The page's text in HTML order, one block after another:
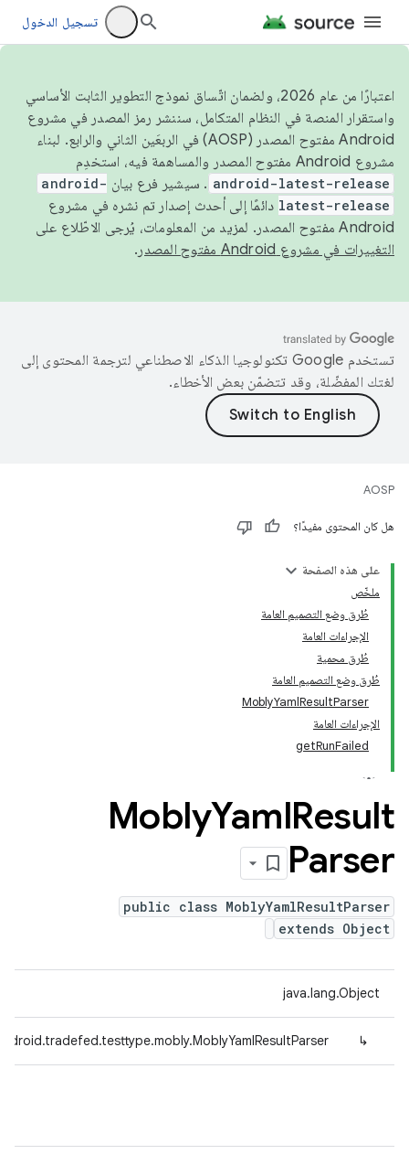
تسجيل الدخول
اعتبارًا من عام 2026، ولضمان اتّساق نموذج التطوير الثابت الأساسي
واستقرار المنصة في النظام المتكامل، سننشر رمز المصدر في مشروع
Android مفتوح المصدر (AOSP) في الربعَين الثاني والرابع. لبناء
مشروع Android مفتوح المصدر والمساهمة فيه، استخدِم
android-latest-release . سيشير فرع بيان android-
latest-release دائمًا إلى أحدث إصدار تم نشره في مشروع
Android مفتوح المصدر. لمزيد من المعلومات، يُرجى الاطّلاع على
التغييرات في مشروع Android مفتوح المصدر
.
تستخدم Google تكنولوجيا الذكاء الاصطناعي لترجمة المحتوى إلى
لغتك المفضّلة، وقد تتضمّن بعض الأخطاء.
AOSP
هل كان المحتوى مفيدًا؟
على هذه الصفحة
ملخّص
طُرق وضع التصميم العامة
الإجراءات العامة
طُرق محمية
طُرق وضع التصميم العامة
MoblyYamlResultParser
الإجراءات العامة
getRunFailed
MoblyYamlResult
Parser
public class MoblyYamlResultParser
extends Object
java.lang.Object
↳